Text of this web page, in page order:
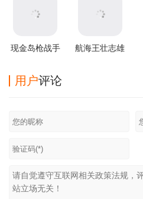
现金岛枪战手
航海王壮志雄
用户评论